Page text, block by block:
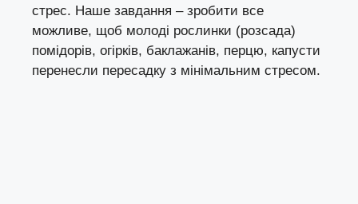
стрес. Наше завдання – зробити все
можливе, щоб молоді рослинки (розсада)
помідорів, огірків, баклажанів, перцю, капусти
перенесли пересадку з мінімальним стресом.